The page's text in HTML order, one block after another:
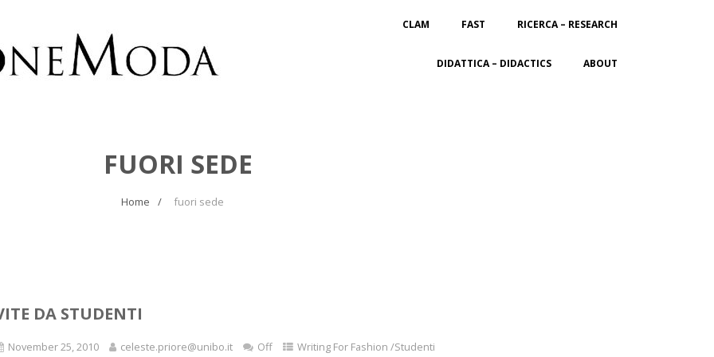
CLAM FAST RICERCA – RESEARCH
DIDATTICA – DIDACTICS ABOUT
FUORI SEDE
Home fuori sede
DA STUDENTI
November 25, 2010 celeste.priore@unibo.it Off Writing For Fashion /Studenti